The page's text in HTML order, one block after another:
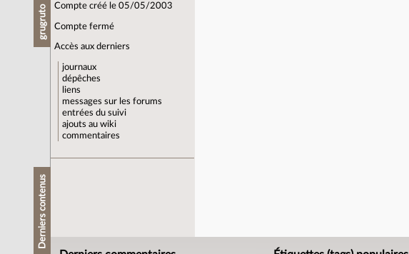
grugruto Compte créé le 05/05/2003
Compte fermé
Accès aux derniers
journaux
dépêches
liens
messages sur les forums
entrées du suivi
ajouts au wiki
commentaires
Derniers contenus